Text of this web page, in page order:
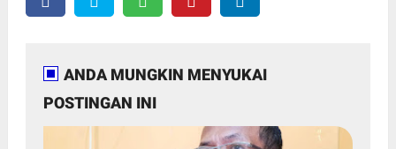
ANDA MUNGKIN MENYUKAI
POSTINGAN INI